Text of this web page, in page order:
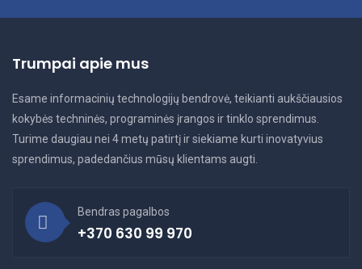
Trumpai apie mus
Esame informacinių technologijų bendrovė, teikianti aukščiausios
kokybės techninės, programinės įrangos ir tinklo sprendimus.
Turime daugiau nei 4 metų patirtį ir siekiame kurti inovatyvius
sprendimus, padedančius mūsų klientams augti.
Bendras pagalbos
+370 630 99 970